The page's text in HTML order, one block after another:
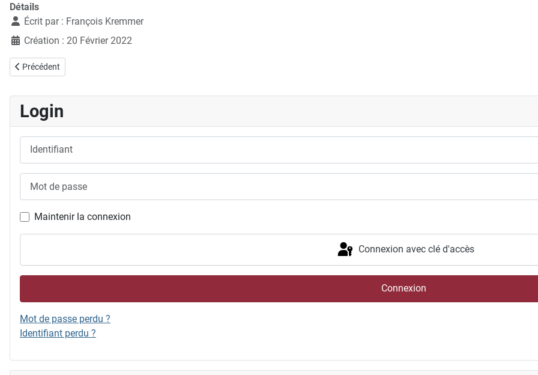
Détails
Écrit par : François Kremmer
Création : 20 Février 2022
Article précédent : 20.02.2022 Campagne de soutien Migros "Support your sport"
Précédent
Login
Maintenir la connexion
Connexion avec clé d'accès
Connexion
Mot de passe perdu ?
Identifiant perdu ?